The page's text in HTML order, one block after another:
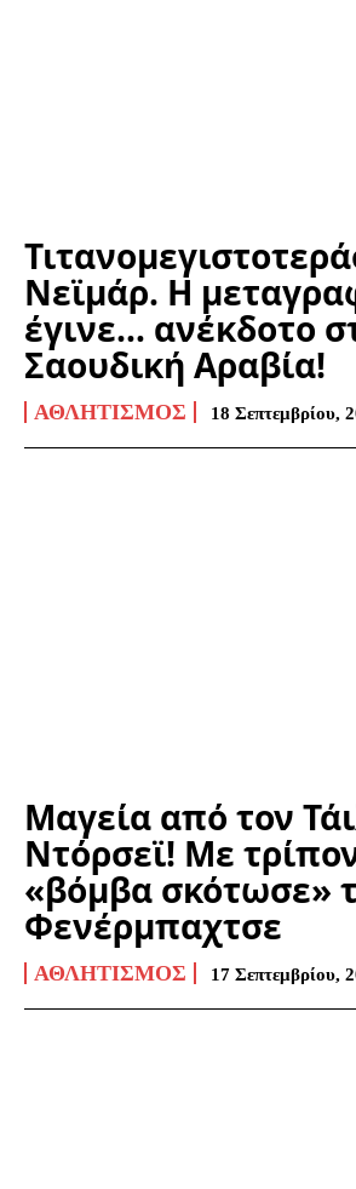
Νεϊμάρ. Η
έγινε… ανέκδοτο
Σαουδική Αραβία!
ΑΘΛΗΤΙΣΜΌΣ 18 Σεπτεμβρίου,
Μαγεία από τον
Ντόρσεϊ! Με
«βόμβα σκότωσε»
Φενέρμπαχτσε
ΑΘΛΗΤΙΣΜΌΣ 17 Σεπτεμβρίου,